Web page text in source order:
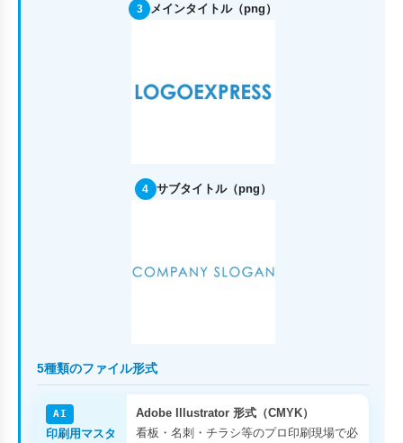
3 メインタイトル（png）
4 サブタイトル（png）
5種類のファイル形式
AI
印刷用マスタ
Adobe Illustrator 形式（CMYK）
看板・名刺・チラシ等のプロ印刷現場で必